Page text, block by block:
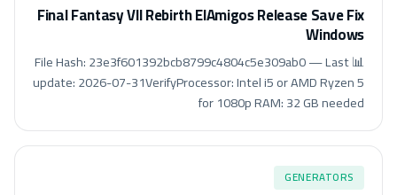
Final Fantasy VII Rebirth ElAmigos Release Save Fix
Windows
📊 File Hash: 23e3f601392bcb8799c4804c5e309ab0 — Last
update: 2026-07-31VerifyProcessor: Intel i5 or AMD Ryzen 5
for 1080p RAM: 32 GB needed
GENERATORS